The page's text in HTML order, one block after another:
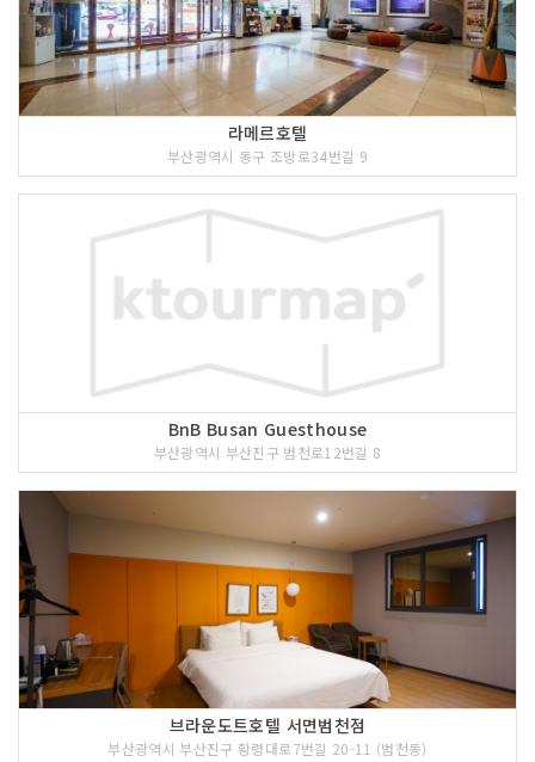
라메르호텔
부산광역시 동구 조방로34번길 9
BnB Busan Guesthouse
부산광역시 부산진구 범천로12번길 8
브라운도트호텔 서면범천점
부산광역시 부산진구 황령대로7번길 20-11 (범천동)